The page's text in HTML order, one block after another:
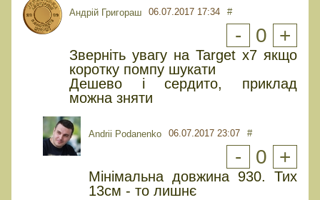
Андрій Григораш 06.07.2017 17:34 #
- 0 +
Зверніть увагу на Target x7 якщо
коротку помпу шукати
Дешево і сердито, приклад
можна зняти
Andrii Podanenko 06.07.2017 23:07 #
- 0 +
Мінімальна довжина 930. Тих
13см - то лишнє